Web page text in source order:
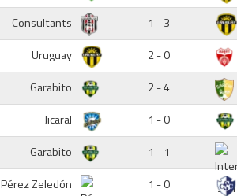
Consultants 1 - 3
Uruguay 2 - 0
Garabito 2 - 4
Jicaral 1 - 0
Garabito 1 - 1
Pérez Zeledón 1 - 0